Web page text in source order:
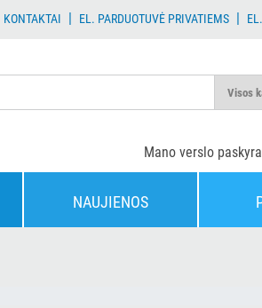
KONTAKTAI | EL. PARDUOTUVĖ PRIVATIEMS|
Mano verslo paskyra
NAUJIENOS